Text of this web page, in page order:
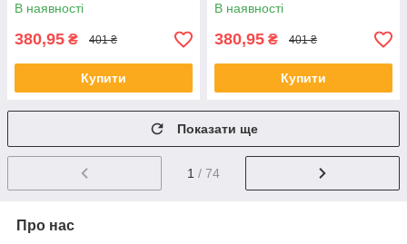
В наявності
380,95 ₴ 401 ₴
Купити
В наявності
380,95 ₴ 401 ₴
Купити
Показати ще
1 / 74
Про нас